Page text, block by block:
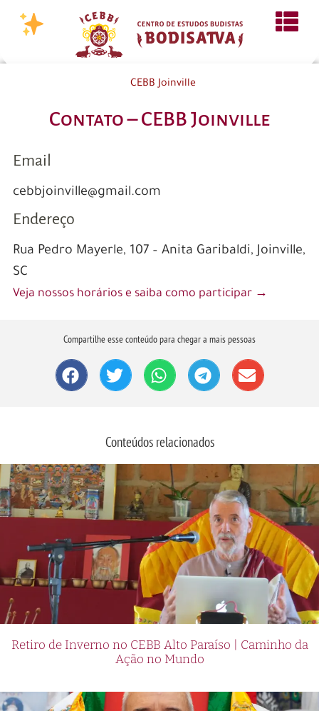
CEBB Joinville
Contato – CEBB Joinville
Email
cebbjoinville@gmail.com
Endereço
Rua Pedro Mayerle, 107 – Anita Garibaldi, Joinville,
SC
Veja nossos horários e saiba como participar →
Compartilhe esse conteúdo para chegar a mais pessoas
Conteúdos relacionados
Retiro de Inverno no CEBB Alto Paraíso | Caminho da
Ação no Mundo